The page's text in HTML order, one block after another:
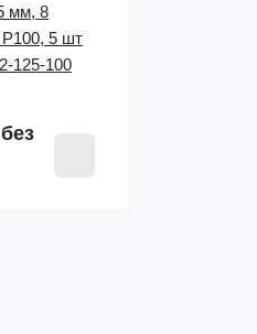
мм, 8
Р100, 5 шт
125-100
без